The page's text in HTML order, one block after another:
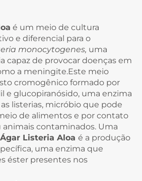
é um meio de cultura
e diferencial para o
monocytogenes, uma
capaz de provocar doenças em
a meningite.Este meio
cromogênico formado por
e glucopiranósido, uma enzima
listerias, micróbio que pode
de alimentos e por contato
contaminados. Uma
Ágar Listeria Aloa é a produção
uma enzima que
éster presentes nos